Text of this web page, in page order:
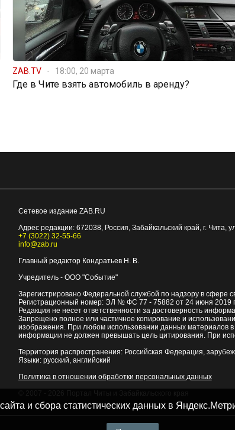
ZAB.TV 18:00, 20 марта
Где в Чите взять автомобиль в аренду?
Сетевое издание ZAB.RU
Адрес редакции: 672038, Россия, Забайкальский край, г. Чита,
+7 (3022) 32-55-66
info@zab.ru
Главный редактор Кондратьев Н. В.
Учредитель - ООО "Событие"
Зарегистрировано Федеральной службой по надзору в сфере
Регистрационный номер: ЭЛ № ФС 77 - 75882 от 24 июня 2019
Редакция не несет ответственности за достоверность
Запрещено полное или частичное копирование и
изображения. При любом использовании данных материалов
информации не должен превышать цель цитирования. При
Территория распространения: Российская Федерация,
Языки: русский, английский
Политика в отношении обработки персональных данных
и сбора статистических данных в